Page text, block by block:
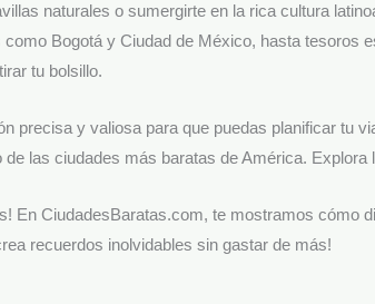
naturales o sumergirte en la rica cultura
Bogotá y Ciudad de México, hasta tesoros
tu bolsillo.
precisa y valiosa para que puedas planificar tu
las ciudades más baratas de América.
En CiudadesBaratas.com, te mostramos cómo
recuerdos inolvidables sin gastar de más!